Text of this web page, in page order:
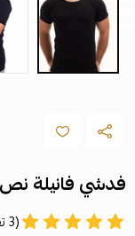
فدشي فانيلة
(3 تقييمات)